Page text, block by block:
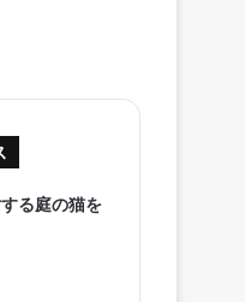
る庭の猫を